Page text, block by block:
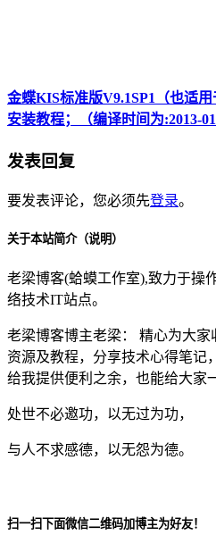
金蝶KIS标准版V9.1SP1（也适
安装教程；（编译时间为:2013-
发表回复
要发表评论，您必须先登录。
关于本站简介（说明）
老梁博客(蛤蟆工作室),致力于操
络技术IT站点。
老梁博客博主老梁： 精心为大
资源及教程，分享技术心得笔记
给我提供便利之余，也能给大家
处世不必邀功，以无过为功，
与人不求感德，以无怨为德。
扫一扫下面微信二维码加博主为好友！